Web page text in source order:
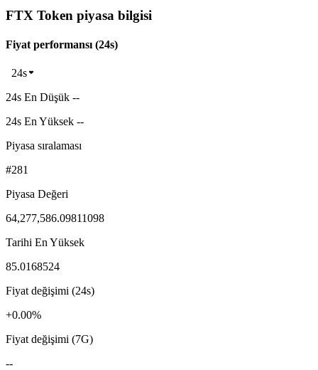
FTX Token piyasa bilgisi
Fiyat performansı (24s)
24s
24s En Düşük --
24s En Yüksek --
Piyasa sıralaması
#281
Piyasa Değeri
64,277,586.09811098
Tarihi En Yüksek
85.0168524
Fiyat değişimi (24s)
+0.00%
Fiyat değişimi (7G)
--